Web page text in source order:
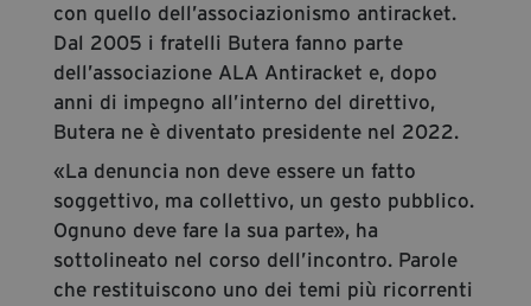
con quello dell’associazionismo antiracket.
Dal 2005 i fratelli Butera fanno parte
dell’associazione ALA Antiracket e, dopo
anni di impegno all’interno del direttivo,
Butera ne è diventato presidente nel 2022.
«La denuncia non deve essere un fatto
soggettivo, ma collettivo, un gesto pubblico.
Ognuno deve fare la sua parte», ha
sottolineato nel corso dell’incontro. Parole
che restituiscono uno dei temi più ricorrenti